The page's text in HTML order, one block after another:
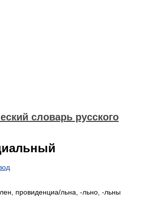
словарь русского
лен, провиденциа/льна, -льно, -льны